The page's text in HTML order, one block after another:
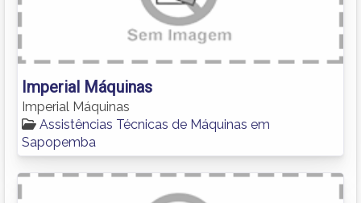
Imperial Máquinas
Imperial Máquinas
Assistências Técnicas de Máquinas em
Sapopemba